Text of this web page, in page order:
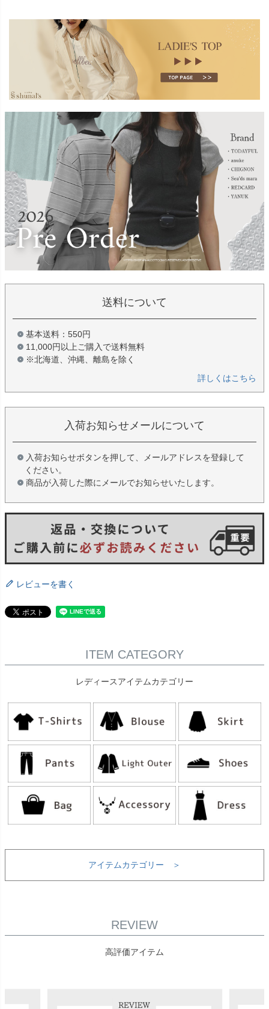
送料について
基本送料：550円
11,000円以上ご購入で送料無料
※北海道、沖縄、離島を除く
詳しくはこちら
入荷お知らせメールについて
入荷お知らせボタンを押して、メールアドレスを登録して
ください。
商品が入荷した際にメールでお知らせいたします。
レビューを書く
ITEM CATEGORY
レディースアイテムカテゴリー
アイテムカテゴリー ＞
REVIEW
高評価アイテム